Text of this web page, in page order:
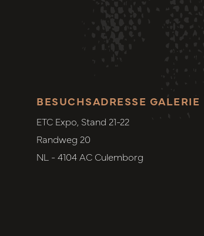
BESUCHSADRESSE GALERIE
ETC Expo, Stand 21-22
Randweg 20
NL - 4104 AC Culemborg